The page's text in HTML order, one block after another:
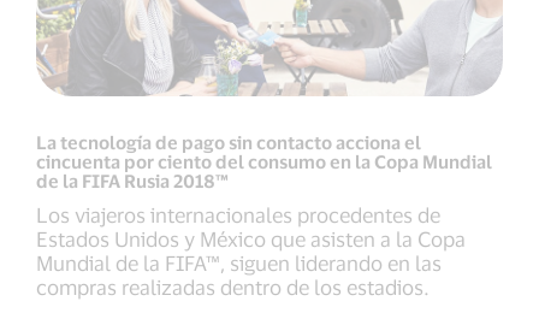
La tecnología de pago sin contacto acciona el
cincuenta por ciento del consumo en la Copa Mundial
de la FIFA Rusia 2018™
Los viajeros internacionales procedentes de
Estados Unidos y México que asisten a la Copa
Mundial de la FIFA™, siguen liderando en las
compras realizadas dentro de los estadios.